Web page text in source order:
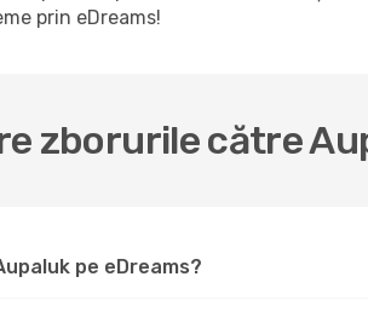
prin eDreams!
zborurile către
pe eDreams?